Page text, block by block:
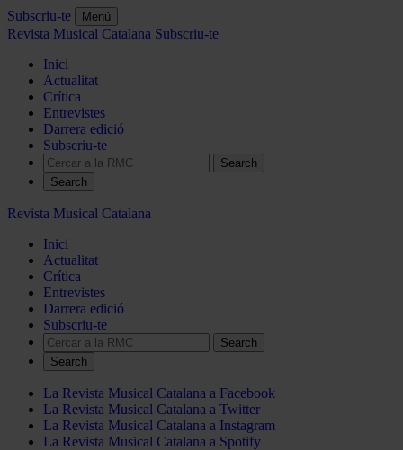
Subscriu-te Menú
Revista Musical Catalana Subscriu-te
Inici
Actualitat
Crítica
Entrevistes
Darrera edició
Subscriu-te
Search
Revista Musical Catalana
Inici
Actualitat
Crítica
Entrevistes
Darrera edició
Subscriu-te
Search
La Revista Musical Catalana a Facebook
La Revista Musical Catalana a Twitter
La Revista Musical Catalana a Instagram
La Revista Musical Catalana a Spotify